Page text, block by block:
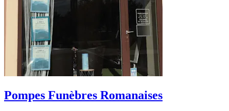
Pompes Funèbres Romanaises